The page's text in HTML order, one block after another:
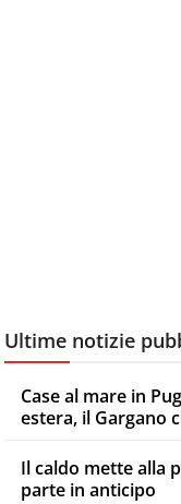
Ultime notizie
Case al mare in
estera, il Gargano
Il caldo mette alla
parte in anticipo